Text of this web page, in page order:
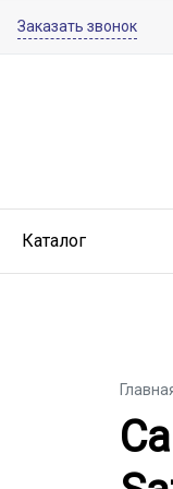
Заказать звонок
Каталог